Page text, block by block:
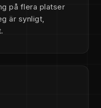
på flera platser
är synligt,